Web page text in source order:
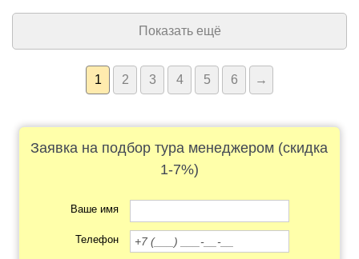
Показать ещё
1 2 3 4 5 6 →
Заявка на подбор тура менеджером (скидка
1-7%)
Ваше имя
Телефон